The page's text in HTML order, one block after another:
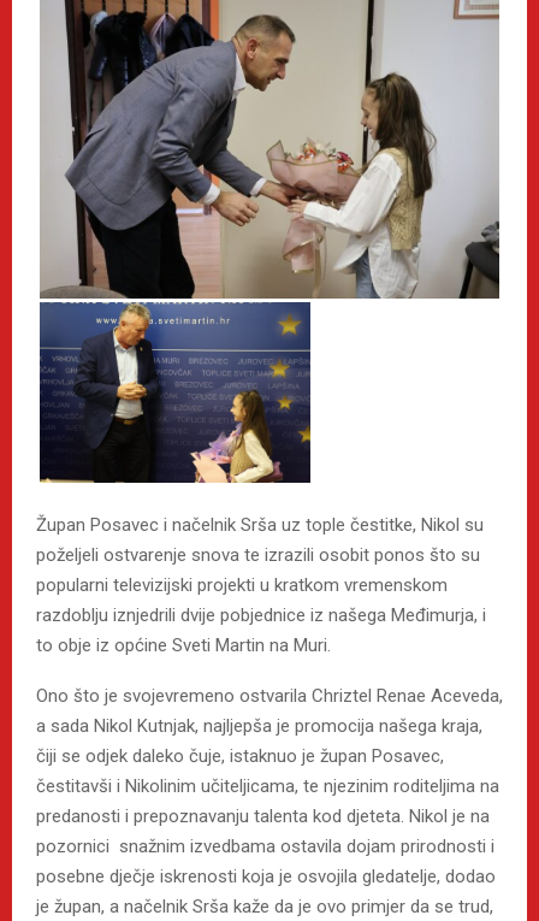
Župan Posavec i načelnik Srša uz tople čestitke, Nikol su
poželjeli ostvarenje snova te izrazili osobit ponos što su
popularni televizijski projekti u kratkom vremenskom
razdoblju iznjedrili dvije pobjednice iz našega Međimurja, i
to obje iz općine Sveti Martin na Muri.
Ono što je svojevremeno ostvarila Chriztel Renae Aceveda,
a sada Nikol Kutnjak, najljepša je promocija našega kraja,
čiji se odjek daleko čuje, istaknuo je župan Posavec,
čestitavši i Nikolinim učiteljicama, te njezinim roditeljima na
predanosti i prepoznavanju talenta kod djeteta. Nikol je na
pozornici snažnim izvedbama ostavila dojam prirodnosti i
posebne dječje iskrenosti koja je osvojila gledatelje, dodao
je župan, a načelnik Srša kaže da je ovo primjer da se trud,